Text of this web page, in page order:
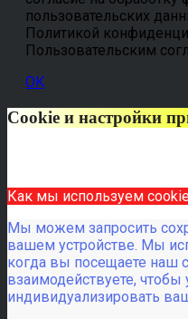
пользовательских
Политикой
Пользовательским
OK
Cookie и настройки
Как мы используем
Мы можем запросить
вашем устройстве. Мы
когда вы посещаете наш
взаимодействуете, чтобы
индивидуализировать